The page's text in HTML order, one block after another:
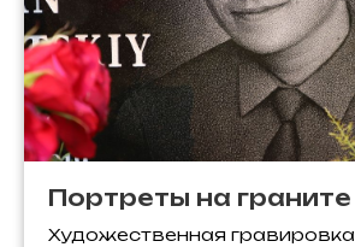
Портреты на граните
Художественная гравировка